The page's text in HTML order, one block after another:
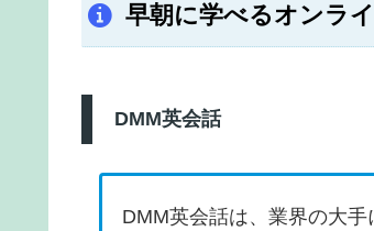
早朝に学べるオンラ
DMM英会話
DMM英会話は、業界の大手